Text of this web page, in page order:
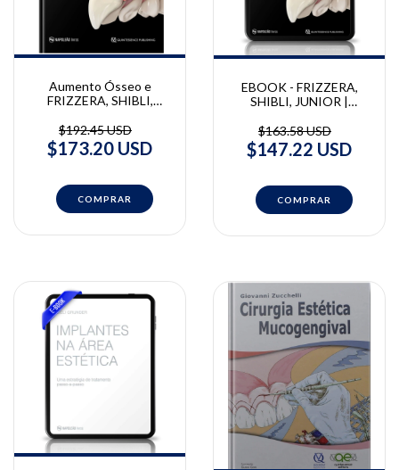
Aumento Ósseo e
FRIZZERA, SHIBLI,
Integrada em Periodontia
e Implantodontia | Elcio
Marcantonio Jr, Fausto
$192.45 USD
$173.20 USD
EBOOK - FRIZZERA,
SHIBLI, JUNIOR |
Periodontia e
Implantodontia | Elcio
Marcantonio Jr, Fausto
$163.58 USD
$147.22 USD